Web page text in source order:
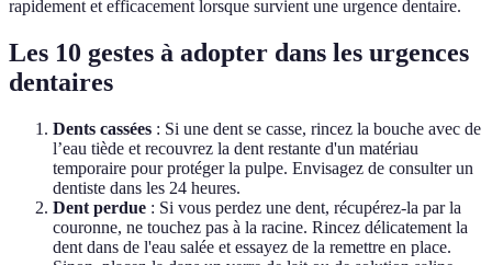
rapidement et efficacement lorsque survient une urgence dentaire.
Les 10 gestes à adopter dans les urgences
dentaires
Dents cassées : Si une dent se casse, rincez la bouche avec de
l’eau tiède et recouvrez la dent restante d'un matériau
temporaire pour protéger la pulpe. Envisagez de consulter un
dentiste dans les 24 heures.
Dent perdue : Si vous perdez une dent, récupérez-la par la
couronne, ne touchez pas à la racine. Rincez délicatement la
dent dans de l'eau salée et essayez de la remettre en place.